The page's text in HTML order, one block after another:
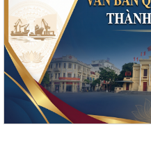
Triển khai công tác trật tự